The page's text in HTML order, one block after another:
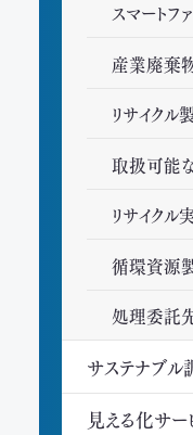
スマートフ
産業廃棄
リサイクル
取扱可能
リサイクル
循環資源
処理委託
サステナブ
見える化サー